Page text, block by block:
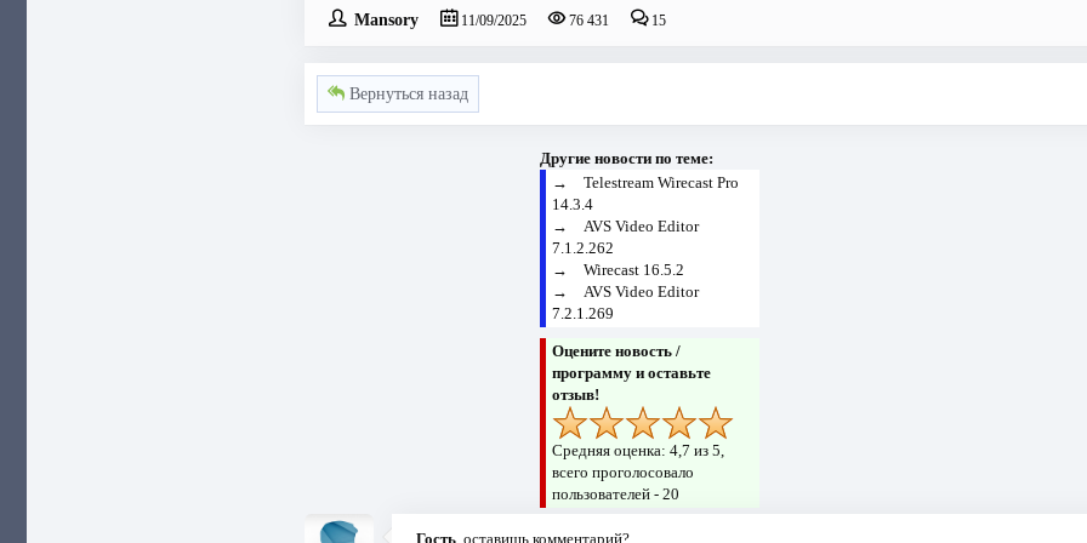
Mansory 11/09/2025 76 431 15
Вернуться назад
Другие новости по теме:
→Telestream Wirecast Pro
14.3.4
→ AVS Video Editor
7.1.2.262
→Wirecast 16.5.2
→ AVS Video Editor
7.2.1.269
Оцените новость /
программу и оставьте
отзыв!
Средняя оценка:4,7 из 5,
всего проголосовало
пользователей -20
Гость, оставишь комментарий?